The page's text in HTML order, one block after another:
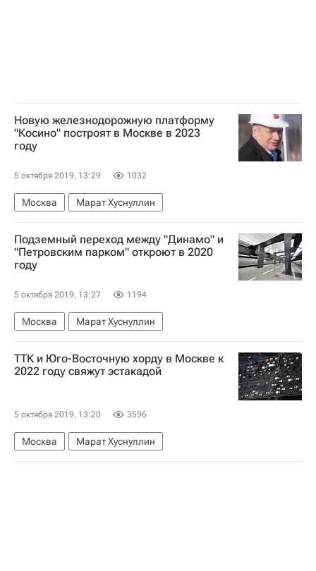
Новую железнодорожную платформу
"Косино" построят в Москве в 2023
году
5 октября 2019, 13:29 1032
Москва Марат Хуснуллин
Подземный переход между "Динамо" и
"Петровским парком" откроют в 2020
году
5 октября 2019, 13:27 1194
Москва Марат Хуснуллин
ТТК и Юго-Восточную хорду в Москве к
2022 году свяжут эстакадой
5 октября 2019, 13:20 3596
Москва Марат Хуснуллин